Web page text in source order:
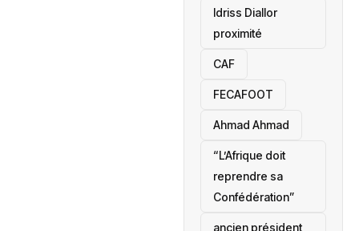
Idriss Diallor
proximité
CAF
FECAFOOT
‎Ahmad Ahmad
“L’Afrique doit
reprendre sa
Confédération”
ancien président